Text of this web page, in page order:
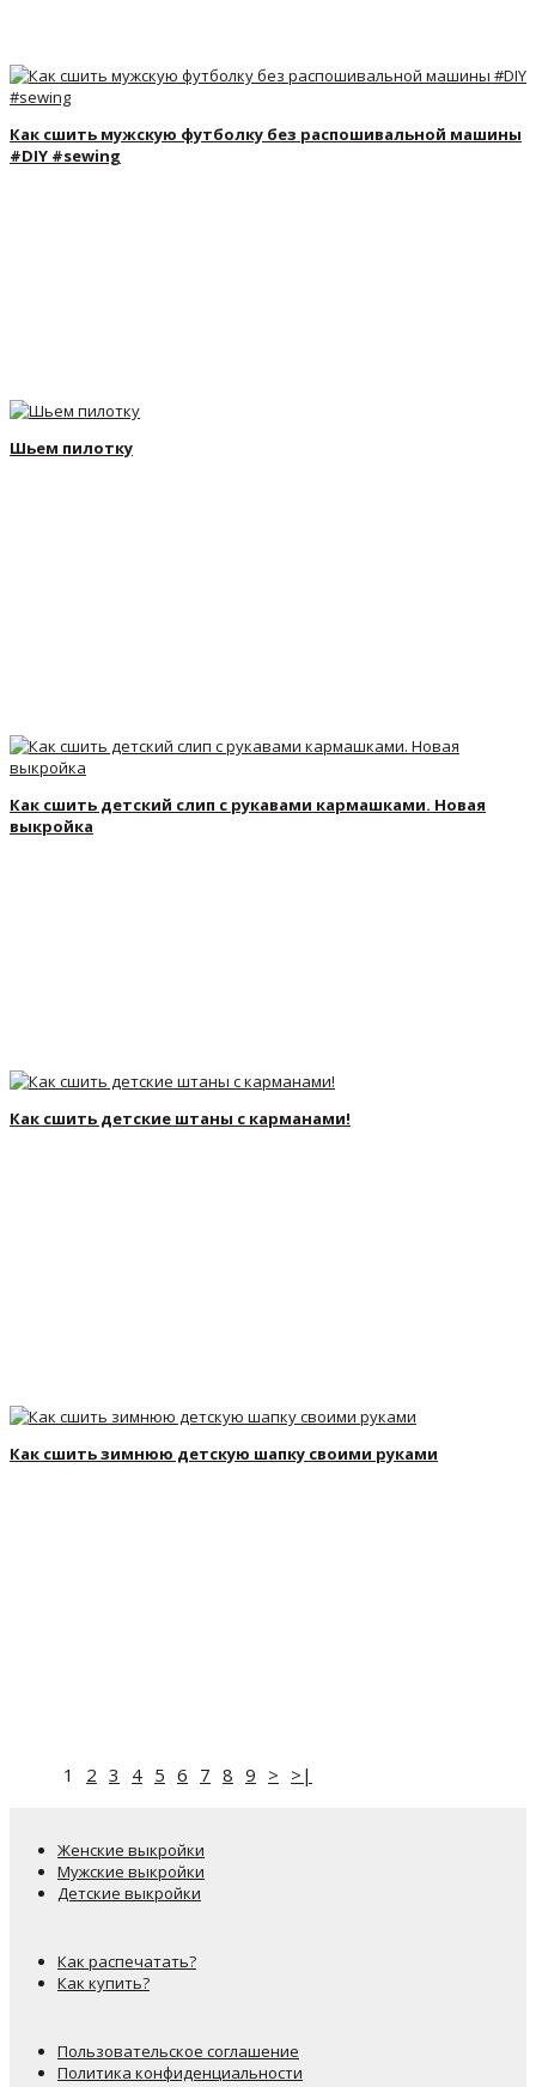
Как сшить мужскую футболку без распошивальной машины
#DIY #sewing
Шьем пилотку
Как сшить детский слип с рукавами кармашками. Новая
выкройка
Как сшить детские штаны с карманами!
Как сшить зимнюю детскую шапку своими руками
1 2 3 4 5 6 7 8 9 > >|
Женские выкройки
Мужские выкройки
Детские выкройки
Как распечатать?
Как купить?
Пользовательское соглашение
Политика конфиденциальности